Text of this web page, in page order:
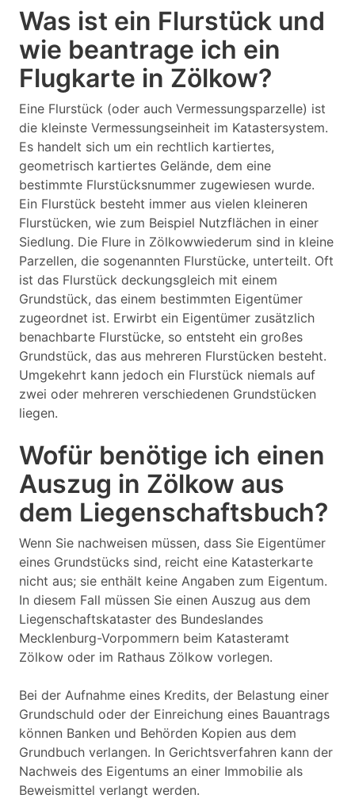
Was ist ein Flurstück und
wie beantrage ich ein
Flugkarte in Zölkow?
Eine Flurstück (oder auch Vermessungsparzelle) ist
die kleinste Vermessungseinheit im Katastersystem.
Es handelt sich um ein rechtlich kartiertes,
geometrisch kartiertes Gelände, dem eine
bestimmte Flurstücksnummer zugewiesen wurde.
Ein Flurstück besteht immer aus vielen kleineren
Flurstücken, wie zum Beispiel Nutzflächen in einer
Siedlung. Die Flure in Zölkowwiederum sind in kleine
Parzellen, die sogenannten Flurstücke, unterteilt. Oft
ist das Flurstück deckungsgleich mit einem
Grundstück, das einem bestimmten Eigentümer
zugeordnet ist. Erwirbt ein Eigentümer zusätzlich
benachbarte Flurstücke, so entsteht ein großes
Grundstück, das aus mehreren Flurstücken besteht.
Umgekehrt kann jedoch ein Flurstück niemals auf
zwei oder mehreren verschiedenen Grundstücken
liegen.
Wofür benötige ich einen
Auszug in Zölkow aus
dem Liegenschaftsbuch?
Wenn Sie nachweisen müssen, dass Sie Eigentümer
eines Grundstücks sind, reicht eine Katasterkarte
nicht aus; sie enthält keine Angaben zum Eigentum.
In diesem Fall müssen Sie einen Auszug aus dem
Liegenschaftskataster des Bundeslandes
Mecklenburg-Vorpommern beim Katasteramt
Zölkow oder im Rathaus Zölkow vorlegen.
Bei der Aufnahme eines Kredits, der Belastung einer
Grundschuld oder der Einreichung eines Bauantrags
können Banken und Behörden Kopien aus dem
Grundbuch verlangen. In Gerichtsverfahren kann der
Nachweis des Eigentums an einer Immobilie als
Beweismittel verlangt werden.